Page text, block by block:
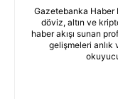
Gazetebanka Haber
döviz, altın ve
haber akışı sunan
gelişmeleri